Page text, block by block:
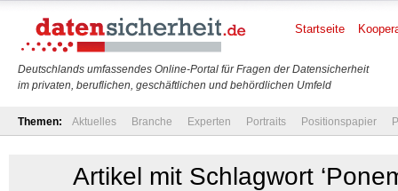
Deutschlands umfassendes Online-Portal für Fragen der Datensicherheit
im privaten, beruflichen, geschäftlichen und behördlichen Umfeld
Startseite
Themen: Aktuelles Branche Experten Portraits Positionspapier
Artikel mit Schlagwort